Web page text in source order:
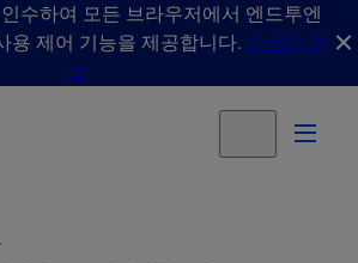
수하여 모든 브라우저에서 엔드투엔
용 제어 기능을 제공합니다. 자세한 정
보